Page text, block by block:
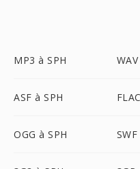
MP3 à SPH
ASF à SPH
OGG à SPH